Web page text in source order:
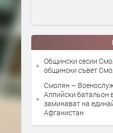
Общински сесии
общински съвет
Смолян –
Алпийски батальон
заминават на
Афганистан